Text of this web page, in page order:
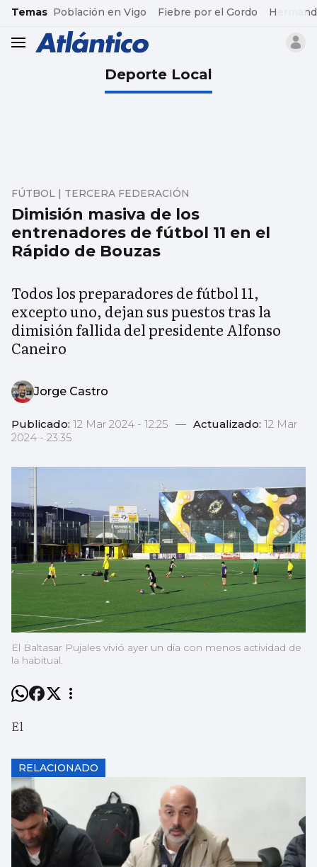
common.go-to-content
Temas Población en Vigo Fiebre por el Gordo
header.menu.open
Deporte Local
Dimisión masiva de los
entrenadores de fútbol 11 en el
Rápido de Bouzas
FÚTBOL | TERCERA FEDERACIÓN
Todos los preparadores de fútbol 11,
excepto uno, dejan sus puestos tras la
dimisión fallida del presidente Alfonso
Caneiro
Jorge Castro
Publicado: 12 Mar 2024 - 12:25 — Actualizado: 12 Mar
2024 - 23:35
El Baltasar Pujales vivió ayer un día con menos actividad de
la habitual.
El
RELACIONADO